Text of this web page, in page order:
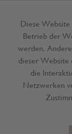
Menü
Diese Website
Betrieb der
werden.
dieser
die
Netzwerken